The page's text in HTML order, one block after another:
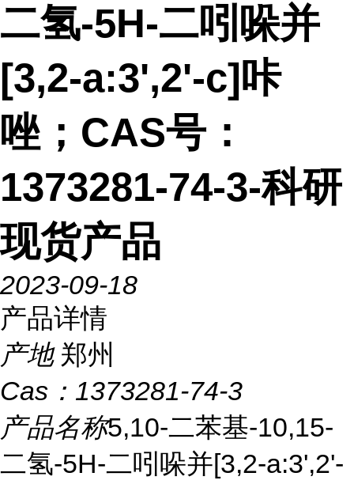
二氢-5H-二吲哚并
[3,2-a:3',2'-c]咔
唑；CAS号：
1373281-74-3-科研
现货产品
2023-09-18
产品详情
产地 郑州
Cas： 1373281-74-3
产品名称5,10-二苯基-10,15-
二氢-5H-二吲哚并[3,2-a:3',2'-